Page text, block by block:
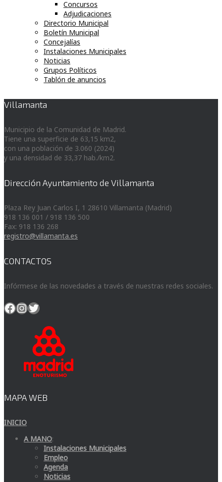
Concursos
Adjudicaciones
Directorio Municipal
Boletín Municipal
Concejalías
Instalaciones Municipales
Noticias
Grupos Políticos
Tablón de anuncios
Villamanta
Municipio de la Comunidad de Madrid.
Tiene una superficie de 63,15 km2,
con una población de 3.060 (2024)
y una densidad de 33,37 hab./km2.
Dirección Ayuntamiento de Villamanta
Plaza Rey Juan Carlos I, 1 28610 Villamanta (Madrid)
918 136 001 / 918 136 500
Fax: 918 136 268
registro@villamanta.es
CONTACTOS
Infórmese de las novedades a través de nuestras redes sociales.
Facebook
Instagram
Twitter
MAPA WEB
INICIO
A MANO:
Instalaciones Municipales
Empleo
Agenda
Noticias